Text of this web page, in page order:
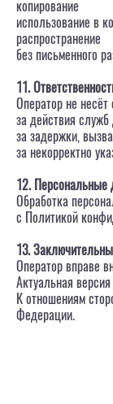
копирование
использование в
распространение
без письменного
11.
Оператор не несёт
за действия служб
за задержки,
за некорректно
12. Персональные
Обработка
с Политикой
13.
Оператор вправе
Актуальная
К отношениям
Федерации.